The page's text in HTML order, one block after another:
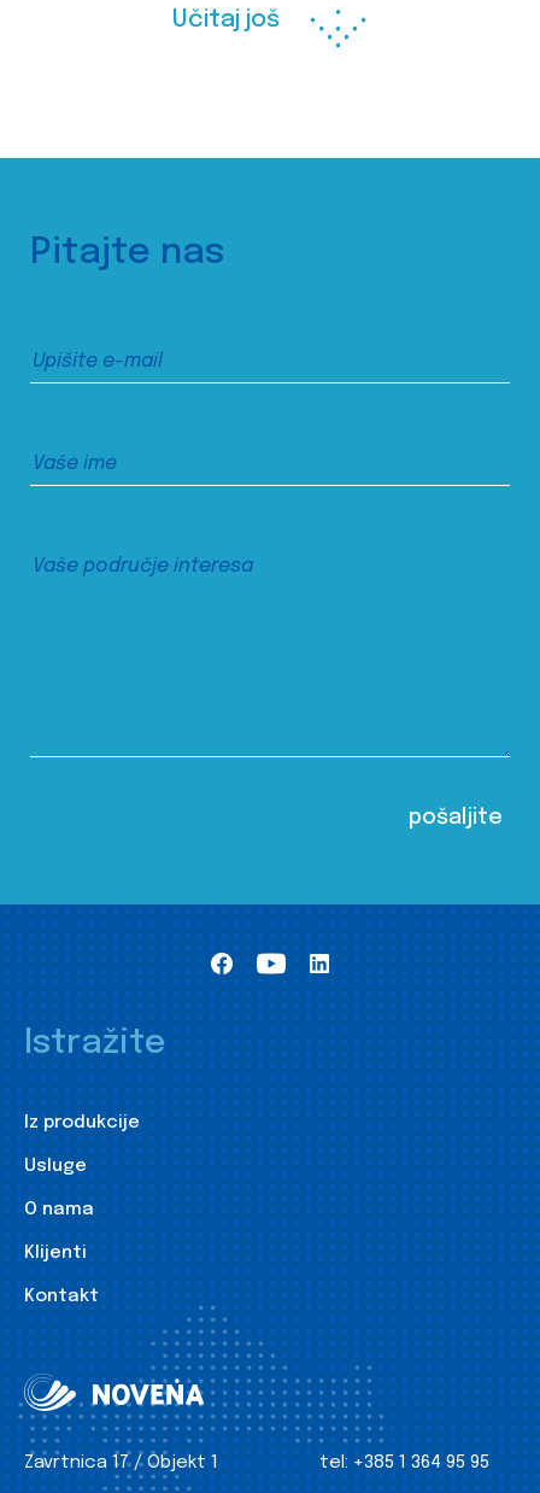
Učitaj još
Pitajte nas
Istražite
Iz produkcije
Usluge
O nama
Klijenti
Kontakt
Zavrtnica 17 / Objekt 1
tel: +385 1 364 95 95